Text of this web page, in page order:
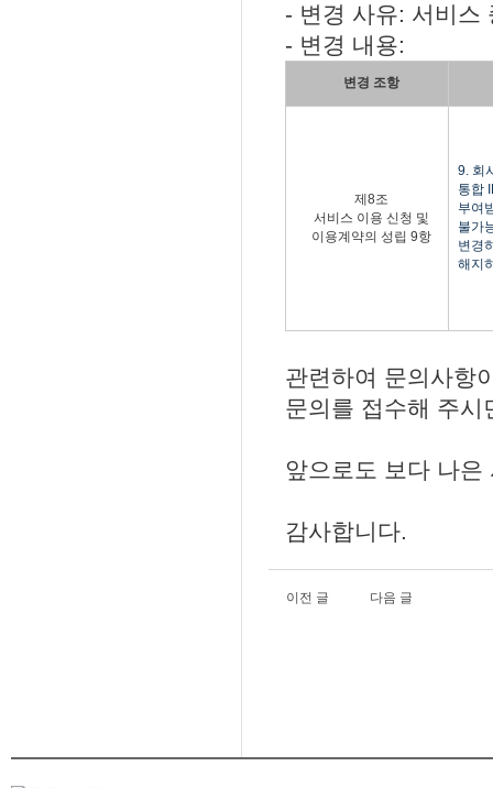
- 변경 사유: 서비스
- 변경 내용:
변경 조항
제8조
서비스 이용 신청 및
이용계약의 성립 9항
9. 회
통합
부여
불가
변경
해지
관련하여 문의사항
문의를 접수해 주
앞으로도 보다 나
감사합니다.
이전 글 다음 글